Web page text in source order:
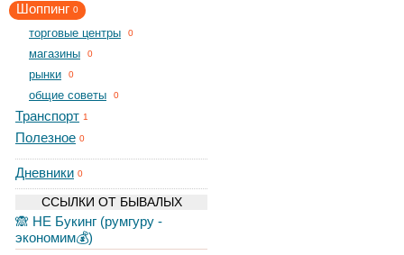
Шоппинг 0
торговые центры 0
магазины 0
рынки 0
общие советы 0
Транспорт 1
Полезное 0
Дневники 0
ССЫЛКИ ОТ БЫВАЛЫХ
🙈 НЕ Букинг (румгуру -
экономим💰)